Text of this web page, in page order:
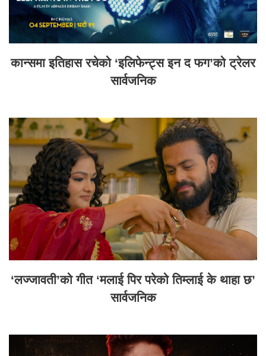
कान्समा इतिहास रचेको ‘इलिफेन्ट्स इन द फग’को ट्रेलर
सार्वजनिक
‘लज्जावती’को गीत ‘मलाई पिर परेको तिम्लाई के थाहा छ’
सार्वजनिक